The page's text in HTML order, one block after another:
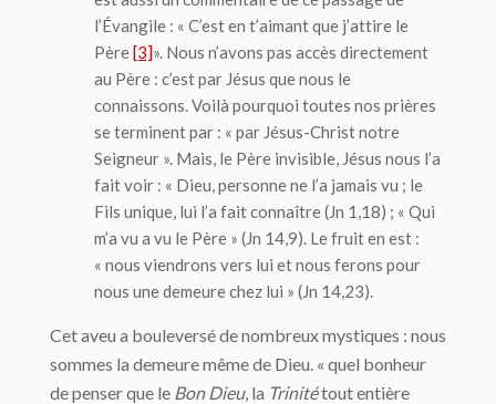
l’Évangile : « C’est en t’aimant que j’attire le
Père[3]». Nous n’avons pas accès directement
au Père : c’est par Jésus que nous le
connaissons. Voilà pourquoi toutes nos prières
se terminent par : « par Jésus-Christ notre
Seigneur ». Mais, le Père invisible, Jésus nous l’a
fait voir : « Dieu, personne ne l’a jamais vu ; le
Fils unique, lui l’a fait connaître (Jn 1,18) ; « Qui
m’a vu a vu le Père » (Jn 14,9). Le fruit en est :
« nous viendrons vers lui et nous ferons pour
nous une demeure chez lui » (Jn 14,23).
Cet aveu a bouleversé de nombreux mystiques : nous
sommes la demeure même de Dieu. « quel bonheur
de penser que le Bon Dieu, la Trinitétout entière